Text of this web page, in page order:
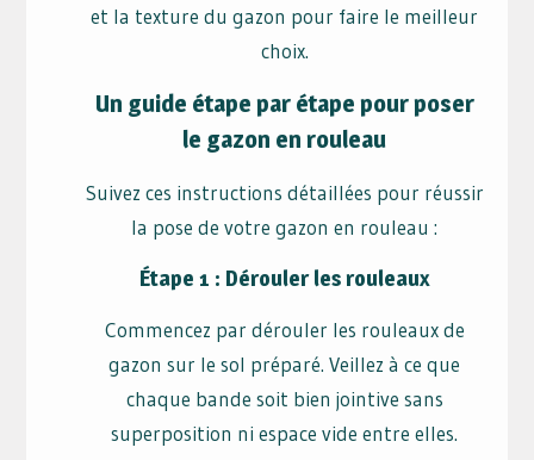
et la texture du gazon pour faire le meilleur
choix.
Un guide étape par étape pour poser
le gazon en rouleau
Suivez ces instructions détaillées pour réussir
la pose de votre gazon en rouleau :
Étape 1 : Dérouler les rouleaux
Commencez par dérouler les rouleaux de
gazon sur le sol préparé. Veillez à ce que
chaque bande soit bien jointive sans
superposition ni espace vide entre elles.